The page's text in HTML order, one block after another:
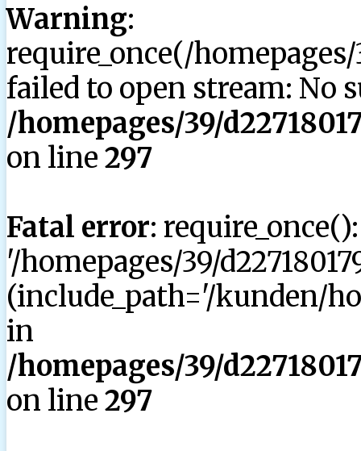
Warning:
require_once(/
failed to open stream: No
/homepages/39/
on line 297
Fatal error:
'/homepages/39/
(include_path='/kunden/
in
/homepages/39/
on line 297